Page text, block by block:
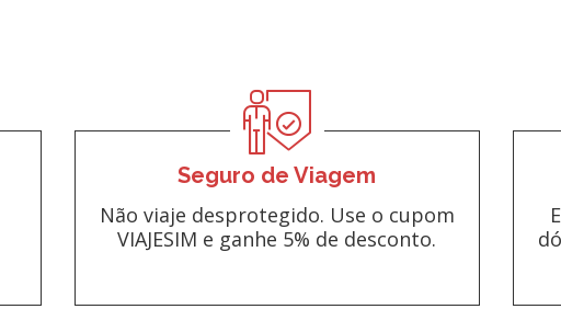
Seguro de Viagem
Não viaje desprotegido. Use o cupom
VIAJESIM e ganhe 5% de desconto.